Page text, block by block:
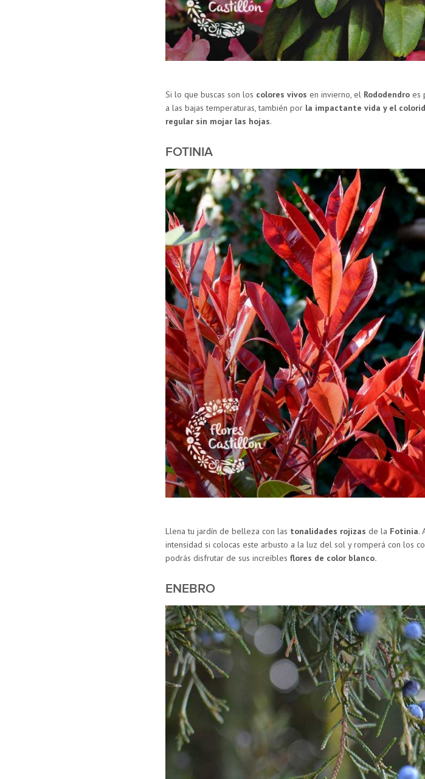
Si lo que buscas son los colores vivos en invierno, el Rododendroes
a las bajas temperaturas, también por la impactante vida y el
regular sin mojar las hojas.
FOTINIA
Llena tu jardín de belleza con las tonalidades rojizas de la Fotinia.
intensidad si colocas este arbusto a la luz del sol y romperá con los
podrás disfrutar de sus increíbles flores de color blanco.
ENEBRO